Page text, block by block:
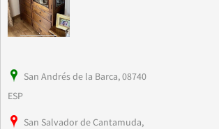
San Andrés de la Barca, 08740
ESP
San Salvador de Cantamuda,